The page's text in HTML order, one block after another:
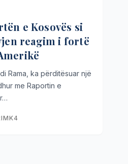
e Kosovës si
reagim i fortë
Rama, ka përditësuar një
me Raportin e